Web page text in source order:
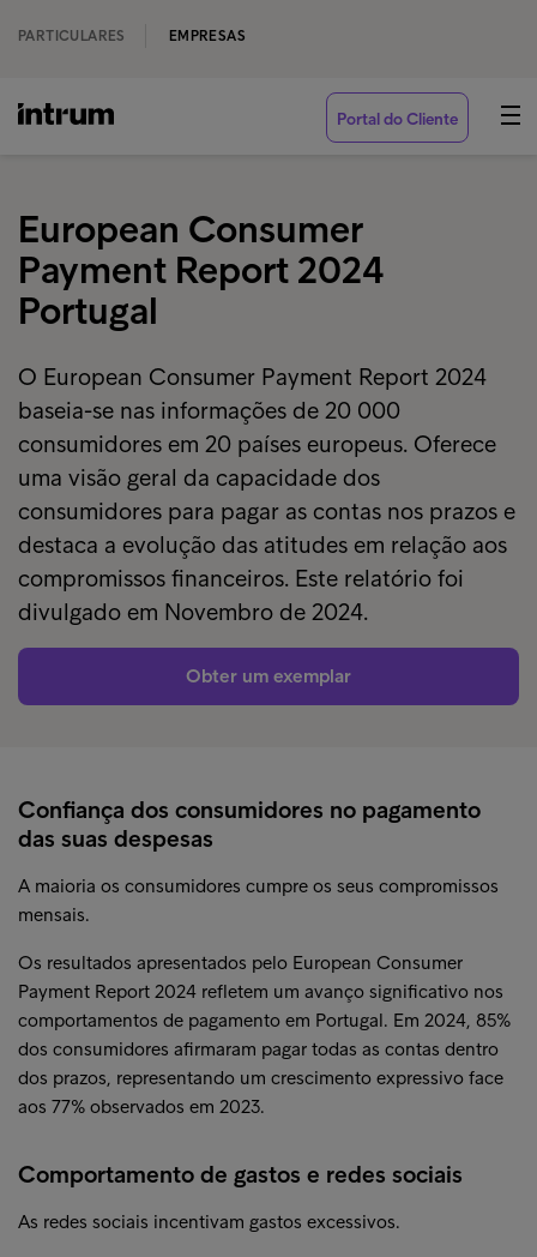
PARTICULARES EMPRESAS
Portal do Cliente
European Consumer
Payment Report 2024
Portugal
O European Consumer Payment Report 2024
baseia-se nas informações de 20 000
consumidores em 20 países europeus. Oferece
uma visão geral da capacidade dos
consumidores para pagar as contas nos prazos e
destaca a evolução das atitudes em relação aos
compromissos financeiros. Este relatório foi
divulgado em Novembro de 2024.
Obter um exemplar
Confiança dos consumidores no pagamento
das suas despesas
A maioria os consumidores cumpre os seus compromissos
mensais.
Os resultados apresentados pelo European Consumer
Payment Report 2024 refletem um avanço significativo nos
comportamentos de pagamento em Portugal. Em 2024, 85%
dos consumidores afirmaram pagar todas as contas dentro
dos prazos, representando um crescimento expressivo face
aos 77% observados em 2023.
Comportamento de gastos e redes sociais
As redes sociais incentivam gastos excessivos.